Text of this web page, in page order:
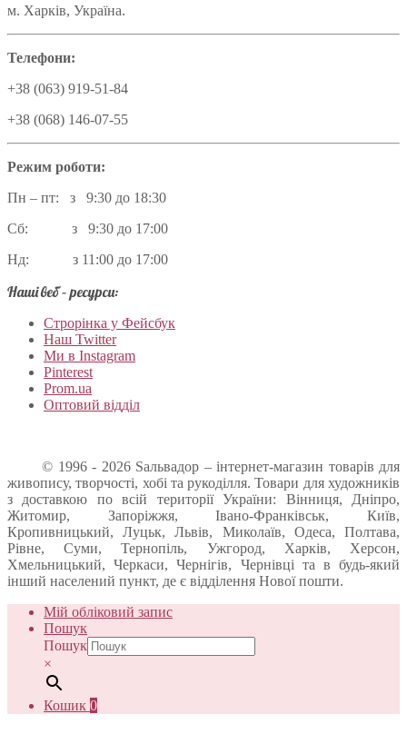
м. Харків, Україна.
Телефони:
+38 (063) 919-51-84
+38 (068) 146-07-55
Режим роботи:
Пн – пт: з 9:30 до 18:30
Сб: з 9:30 до 17:00
Нд: з 11:00 до 17:00
Наші веб – ресурси:
Строрінка у Фейсбук
Наш Twitter
Ми в Instagram
Pinterest
Prom.ua
Оптовий відділ
© 1996 - 2026 Sальвадор – інтернет-магазин товарів для
живопису, творчості, хобі та рукоділля. Товари для художників
з доставкою по всій території України: Вінниця, Дніпро,
Житомир, Запоріжжя, Івано-Франківськ, Київ,
Кропивницький, Луцьк, Львів, Миколаїв, Одеса, Полтава,
Рівне, Суми, Тернопіль, Ужгород, Харків, Херсон,
Хмельницький, Черкаси, Чернігів, Чернівці та в будь-який
інший населений пункт, де є відділення Нової пошти.
Мій обліковий запис
Пошук
Пошук
×
Кошик 0